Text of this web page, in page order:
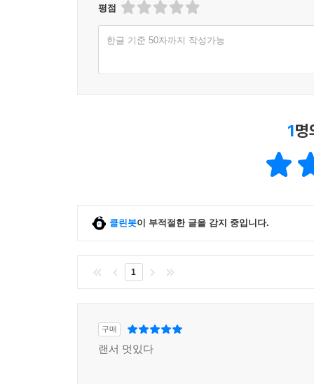
평점
한글 기준 50자까지 작성가능
1명
클린봇이 부적절한 글을 감지 중입니다.
1
구매
랜서 멋있다